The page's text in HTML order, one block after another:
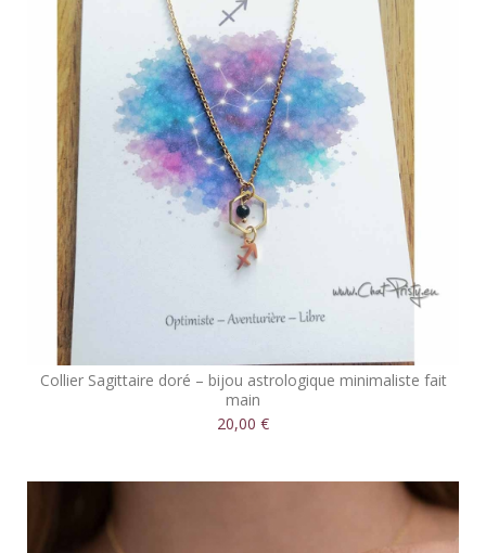
Collier Sagittaire doré – bijou astrologique minimaliste fait
main
20,00 €